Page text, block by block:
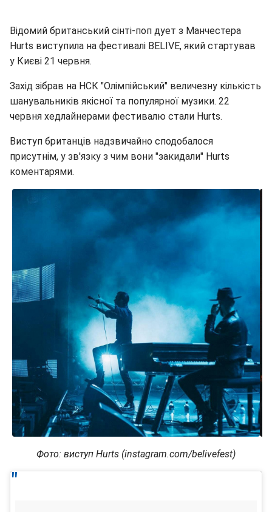
Відомий британський сінті-поп дует з Манчестера
Hurts виступила на фестивалі BELIVE, який стартував
у Києві 21 червня.
Захід зібрав на НСК "Олімпійський" величезну кількість
шанувальників якісної та популярної музики. 22
червня хедлайнерами фестивалю стали Hurts.
Виступ британців надзвичайно сподобалося
присутнім, у зв'язку з чим вони "закидали" Hurts
коментарями.
Фото: виступ Hurts (instagram.com/belivefest)